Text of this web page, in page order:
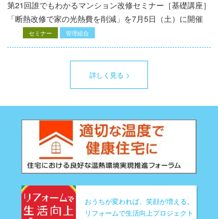
第21回誰でもわかるマンション改修セミナー［基礎講座］
「断熱改修で家の光熱費を削減」を7月5日（土）に開催
セミナー 管理組合
詳しく見る
おうちが変われば、笑顔が増える。
リフォームで生活向上プロジェクト